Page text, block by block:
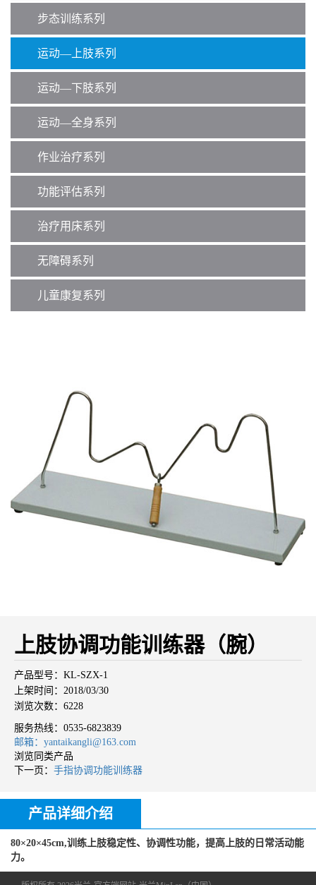
步态训练系列
运动—上肢系列
运动—下肢系列
运动—全身系列
作业治疗系列
功能评估系列
治疗用床系列
无障碍系列
儿童康复系列
上肢协调功能训练器（腕）
产品型号：KL-SZX-1
上架时间：2018/03/30
浏览次数：6228
服务热线： 0535-6823839
邮箱：yantaikangli@163.com
浏览同类产品
下一页： 手指协调功能训练器
产品详细介绍
80×20×45cm,训练上肢稳定性、协调性功能，提高上肢的日常活动能
力。